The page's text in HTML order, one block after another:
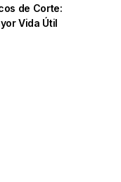
de Corte:
Vida Útil